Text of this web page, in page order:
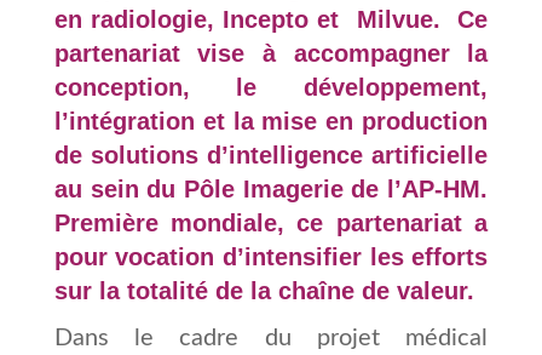
en radiologie, Incepto et Milvue. Ce
partenariat vise à accompagner la
conception, le développement,
l’intégration et la mise en production
de solutions d’intelligence artificielle
au sein du Pôle Imagerie de l’AP-HM.
Première mondiale, ce partenariat a
pour vocation d’intensifier les efforts
sur la totalité de la chaîne de valeur.
Dans le cadre du projet médical